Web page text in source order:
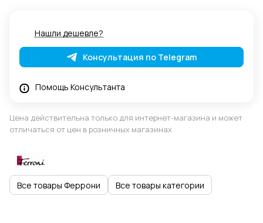
Нашли дешевле?
Консультация по Telegram
Помощь Консультанта
Цена действительна только для интернет-магазина и может
отличаться от цен в розничных магазинах
Все товары Феррони Все товары категории